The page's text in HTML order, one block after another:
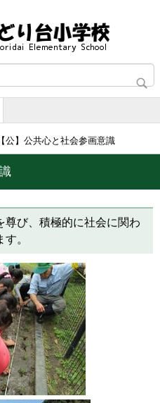
【公】公共心と社会参画意識
び、積極的に社会に関わ
。